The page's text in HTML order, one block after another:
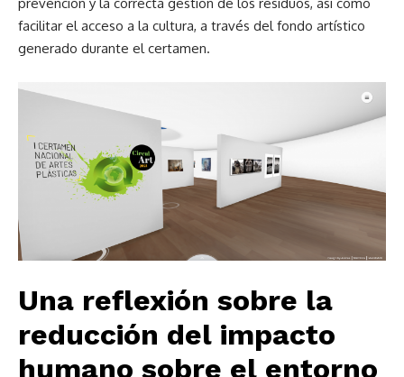
facilitar el acceso a la cultura, a través del fondo artístico
generado durante el certamen.
Una reflexión sobre la
reducción del impacto
humano sobre el entorno